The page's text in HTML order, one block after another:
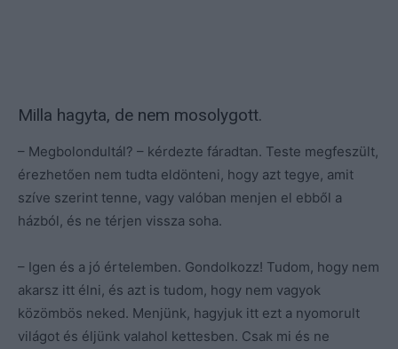
Milla hagyta, de nem mosolygott.
– Megbolondultál? – kérdezte fáradtan. Teste megfeszült,
érezhetően nem tudta eldönteni, hogy azt tegye, amit
szíve szerint tenne, vagy valóban menjen el ebből a
házból, és ne térjen vissza soha.
– Igen és a jó értelemben. Gondolkozz! Tudom, hogy nem
akarsz itt élni, és azt is tudom, hogy nem vagyok
közömbös neked. Menjünk, hagyjuk itt ezt a nyomorult
világot és éljünk valahol kettesben. Csak mi és ne